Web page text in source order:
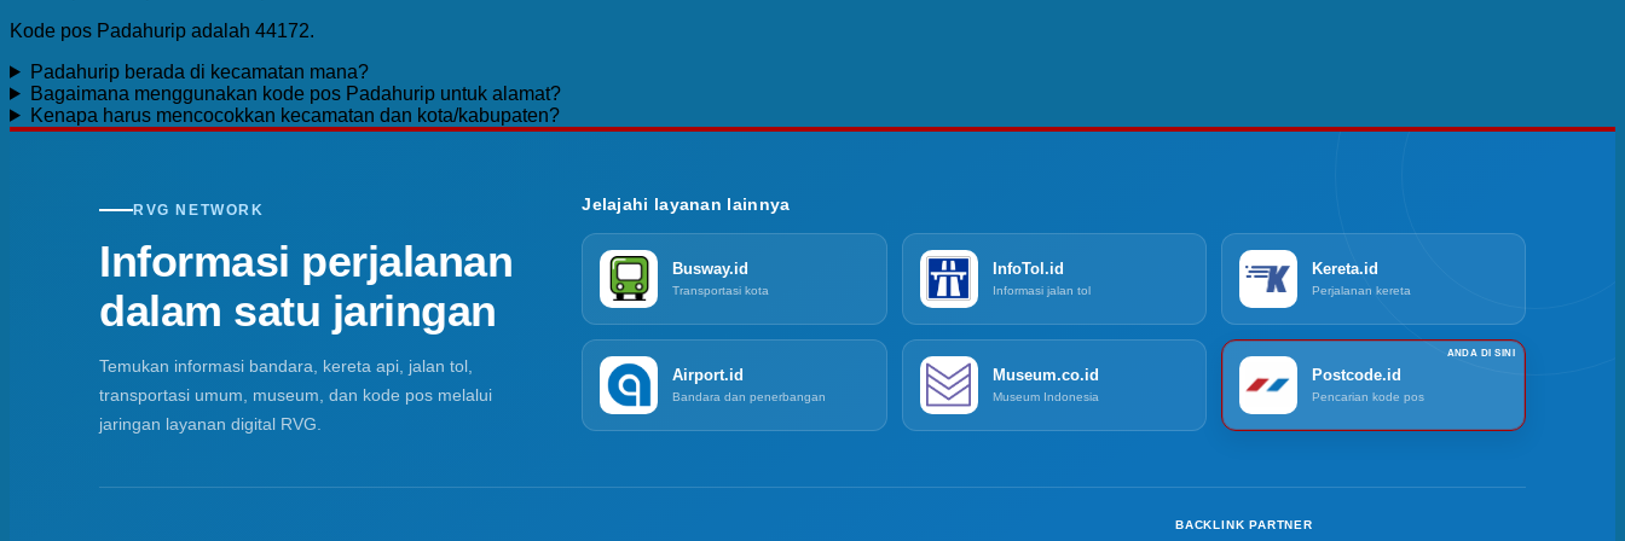
Kode pos Padahurip adalah 44172.
Padahurip berada di kecamatan mana?
Bagaimana menggunakan kode pos Padahurip untuk alamat?
Kenapa harus mencocokkan kecamatan dan kota/kabupaten?
RVG NETWORK
Informasi perjalanan
dalam satu jaringan
Temukan informasi bandara, kereta api, jalan tol,
transportasi umum, museum, dan kode pos melalui
jaringan layanan digital RVG.
Jelajahi layanan lainnya
Busway.id
Transportasi kota
InfoTol.id
Informasi jalan tol
Kereta.id
Perjalanan kereta
Airport.id
Bandara dan penerbangan
Museum.co.id
Museum Indonesia
Postcode.id
Pencarian kode pos
BACKLINK PARTNER